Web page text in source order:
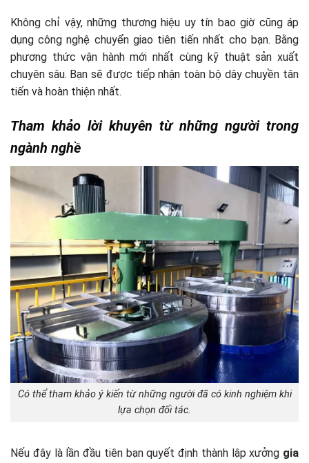
Không chỉ vậy, những thương hiệu uy tín bao giờ cũng áp
dụng công nghệ chuyển giao tiên tiến nhất cho bạn. Bằng
phương thức vận hành mới nhất cùng kỹ thuật sản xuất
chuyên sâu. Bạn sẽ được tiếp nhận toàn bộ dây chuyền tân
tiến và hoàn thiện nhất.
Tham khảo lời khuyên từ những người trong
ngành nghề
Có thể tham khảo ý kiến từ những người đã có kinh nghiệm khi
lựa chọn đối tác.
Nếu đây là lần đầu tiên bạn quyết định thành lập xưởng gia